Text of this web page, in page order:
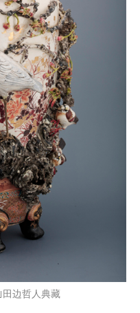
田边哲人典藏